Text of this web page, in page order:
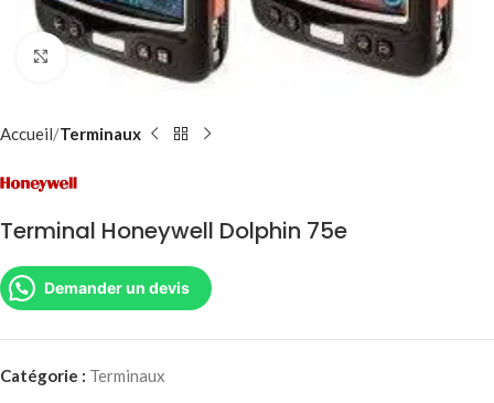
Agrandir
Accueil Terminaux
Terminal Honeywell Dolphin 75e
Demander un devis
Catégorie : Terminaux